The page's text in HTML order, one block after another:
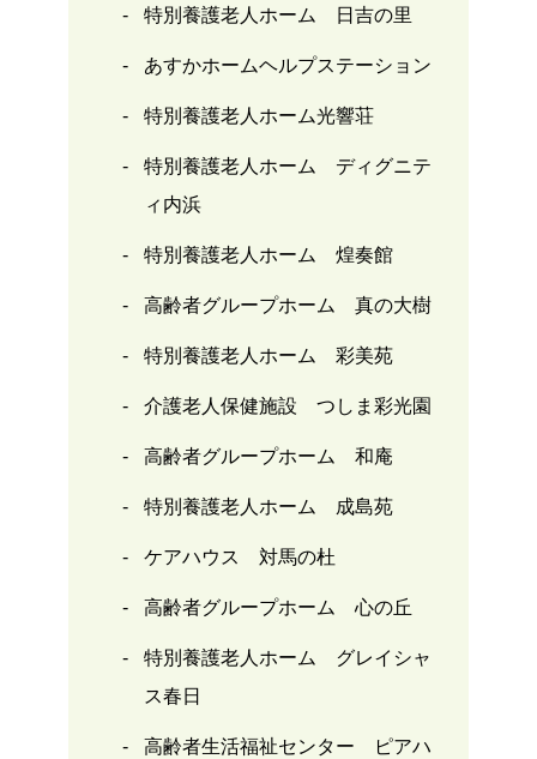
特別養護老人ホーム 日吉の里
あすかホームヘルプステーション
特別養護老人ホーム光響荘
特別養護老人ホーム ディグニテ
ィ内浜
特別養護老人ホーム 煌奏館
高齢者グループホーム 真の大樹
特別養護老人ホーム 彩美苑
介護老人保健施設 つしま彩光園
高齢者グループホーム 和庵
特別養護老人ホーム 成島苑
ケアハウス 対馬の杜
高齢者グループホーム 心の丘
特別養護老人ホーム グレイシャ
ス春日
高齢者生活福祉センター ピアハ